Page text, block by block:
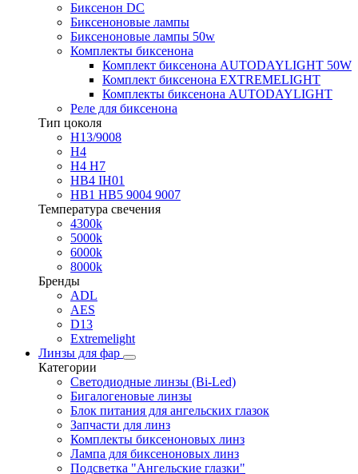
Биксенон DC
Биксеноновые лампы
Биксеноновые лампы 50w
Комплекты биксенона
Комплект биксенона AUTODAYLIGHT 50W
Комплект биксенона EXTREMELIGHT
Комплекты биксенона AUTODAYLIGHT
Реле для биксенона
Тип цоколя
H13/9008
H4
H4 H7
HB4 IH01
HB1 HB5 9004 9007
Температура свечения
4300k
5000k
6000k
8000k
Бренды
ADL
AES
D13
Extremelight
Линзы для фар
Категории
Светодиодные линзы (Bi-Led)
Бигалогеновые линзы
Блок питания для ангельских глазок
Запчасти для линз
Комплекты биксеноновых линз
Лампа для биксеноновых линз
Подсветка "Ангельские глазки"